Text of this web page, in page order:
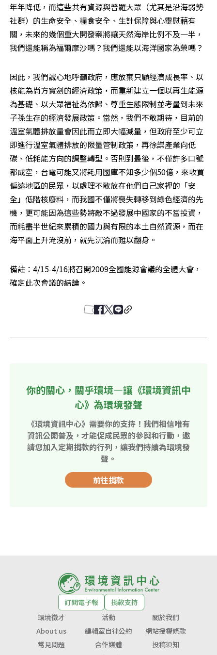
年年降低，而這些共有資源與普羅大眾（尤其是沿海弱勢
社群）的生命安全、糧食安全、生計保障與心靈慰藉有
關，未來的幾個重大開發案將讓天然海岸比例不及一半，
我們還能稱為福爾摩沙嗎？我們還能以海洋國家為榮嗎？
因此，我們誠心地呼籲政府，應放棄只顧經濟成長率、以
核能為尚方寶劍的經濟政策，而重新建立一個以再生能源
為基礎、以大眾福祉為依歸、尊重生態限制並考量到未來
子孫生存的經濟發展政策。當然，我們不敢期待，目前的
溫室氣體排放量會因此而立即大幅減量，但政府至少可立
即進行溫室氣體排放的限量管制政策，再徐謀產業向低
碳、低耗能方向的調整轉型。否則到最後，不僅許多口號
都成空，台電可能又將耗用國庫不知多少個50億，來收買
偏遠地區的民眾，以處理不敢放在他們自己家裡的「安
全」低階核廢料，而我國不僅將喪失轉移到綠色經濟的先
機，更可能因為這些勢將敵不過發展中國家的不當投資，
而耗盡半世紀來累積的國力與有限的本土自然資源，而在
海平面上升淹沒前，就先沉淪而難以翻身。
備註：4/15-4/16將召開2009全國能源會議的全體大會，
確定此次會議的結論。
你的關心，關乎環境—讓《環境資訊中
心》為環境發聲
《環境資訊中心》需要你的支持！我們相信唯有
資訊公開普及，才能促成民眾的參與和行動，邀
請您加入定期捐款的行列，讓我們持續為環境發
聲。
前往捐款
訂閱電子報
捐款支持
環境徵才
活動
關於我們
About us
編輯室自律公約
網站授權條款
常見問題
合作媒體
投稿須知